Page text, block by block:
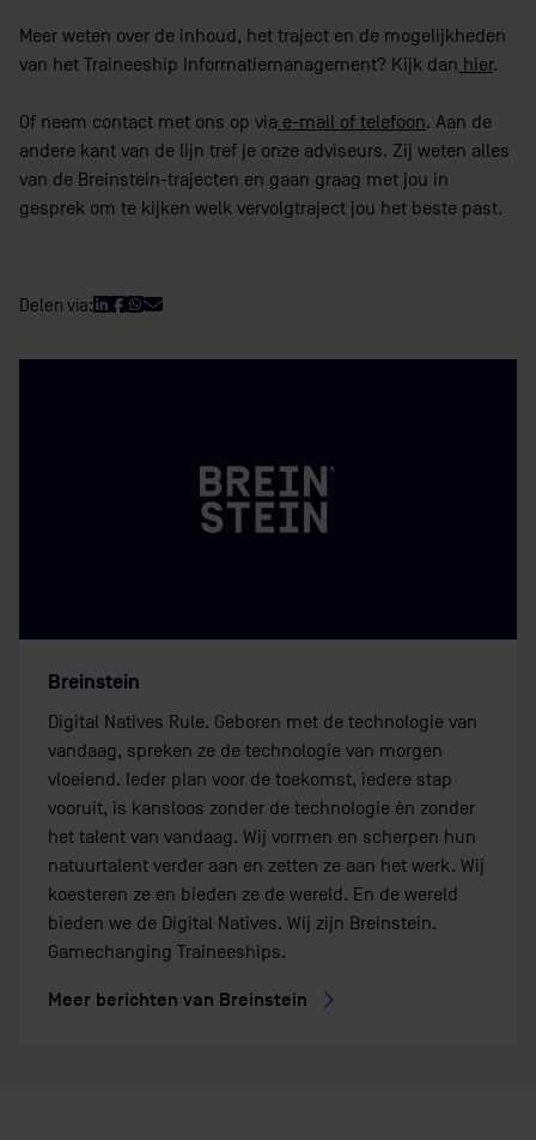
Meer weten over de inhoud, het traject en de mogelijkheden
van het Traineeship Informatiemanagement? Kijk dan hier.
Of neem contact met ons op via e-mail of telefoon. Aan de
andere kant van de lijn tref je onze adviseurs. Zij weten alles
van de Breinstein-trajecten en gaan graag met jou in
gesprek om te kijken welk vervolgtraject jou het beste past.
Delen via:
Breinstein
Digital Natives Rule. Geboren met de technologie van
vandaag, spreken ze de technologie van morgen
vloeiend. Ieder plan voor de toekomst, iedere stap
vooruit, is kansloos zonder de technologie èn zonder
het talent van vandaag. Wij vormen en scherpen hun
natuurtalent verder aan en zetten ze aan het werk. Wij
koesteren ze en bieden ze de wereld. En de wereld
bieden we de Digital Natives. Wij zijn Breinstein.
Gamechanging Traineeships.
Meer berichten van Breinstein